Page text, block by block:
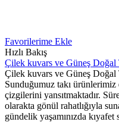
Favorilerime Ekle
Hızlı Bakış
Çilek kuvars ve Güneş Doğal
Çilek kuvars ve Güneş Doğal
Sunduğumuz takı
çizgilerini yansıtmaktadır.
olarakta gönül rahatlığıyla
gündelik yaşamınızda